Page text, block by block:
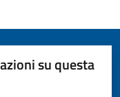
su questa